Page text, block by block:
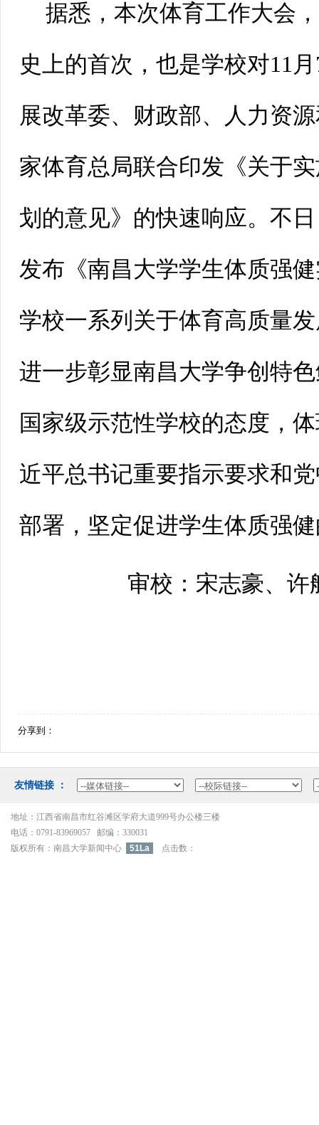
据悉，本次体育工作大会
史上的首次，也是学校对11
展改革委、财政部、人力资
家体育总局联合印发《关于
划的意见》的快速响应。不
发布《南昌大学学生体质强
学校一系列关于体育高质量
进一步彰显南昌大学争创特
国家级示范性学校的态度，
近平总书记重要指示要求和
部署，坚定促进学生体质强
审校：宋志豪、许
分享到：
友情链接：
地址：江西省南昌市红谷滩区学府大道999号办公楼三楼
电话：0791-83969057邮编：330031
版权所有：南昌大学新闻中心
51La 点击数：